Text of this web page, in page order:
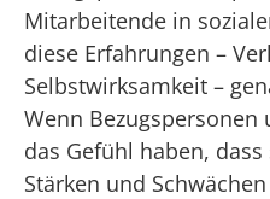
Mitarbeitende in
diese Erfahrungen –
Selbstwirksamkeit –
Wenn
das Gefühl haben,
Stärken und